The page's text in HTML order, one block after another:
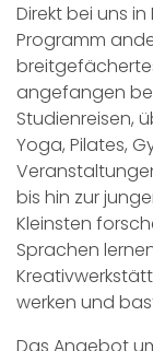
Direkt bei uns
Programm
angefangen
Studienreisen,
Yoga, Pilates,
bis hin zur
Kleinsten
Sprachen
werken und